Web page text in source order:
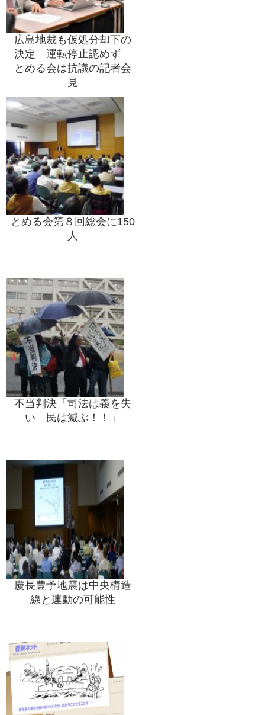
広島地裁も仮処分却下の
決定 運転停止認めず
とめる会は抗議の記者会
見
とめる会第８回総会に150
人
不当判決「司法は義を失
い 民は滅ぶ！！」
慶長豊予地震は中央構造
線と連動の可能性